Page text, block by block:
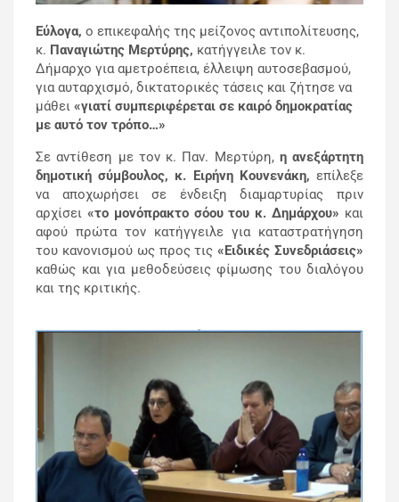
Εύλογα, ο επικεφαλής της μείζονος αντιπολίτευσης,
κ. Παναγιώτης Μερτύρης, κατήγγειλε τον κ.
Δήμαρχο για αμετροέπεια, έλλειψη αυτοσεβασμού,
για αυταρχισμό, δικτατορικές τάσεις και ζήτησε να
μάθει «γιατί συμπεριφέρεται σε καιρό δημοκρατίας
με αυτό τον τρόπο…»
Σε αντίθεση με τον κ. Παν. Μερτύρη, η ανεξάρτητη
δημοτική σύμβουλος, κ. Ειρήνη Κουνενάκη, επίλεξε
να αποχωρήσει σε ένδειξη διαμαρτυρίας πριν
αρχίσει «το μονόπρακτο σόου του κ. Δημάρχου» και
αφού πρώτα τον κατήγγειλε για καταστρατήγηση
του κανονισμού ως προς τις«Ειδικές Συνεδριάσεις»
καθώς και για μεθοδεύσεις φίμωσης του διαλόγου
και της κριτικής.